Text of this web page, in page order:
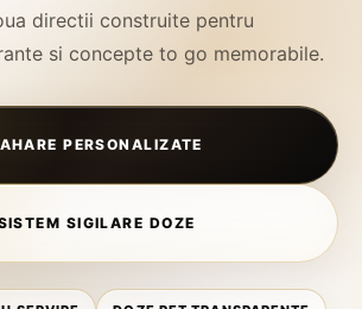
directii construite pentru
si concepte to go memorabile.
PERSONALIZATE
SIGILARE DOZE